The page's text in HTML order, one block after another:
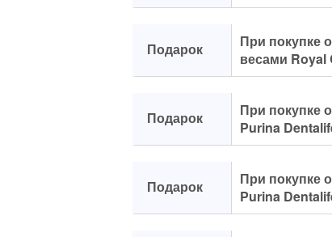
Подарок
При покупке
весами Royal
Подарок
При покупке
Purina
Подарок
При покупке
Purina